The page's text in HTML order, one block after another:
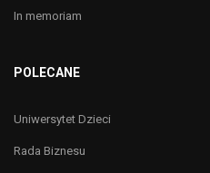
In memoriam
POLECANE
Uniwersytet Dzieci
Rada Biznesu